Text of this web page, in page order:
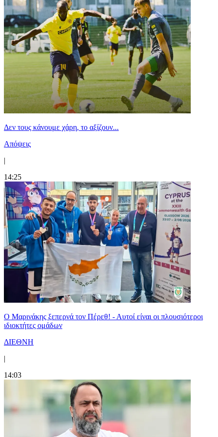
Δεν τους κάνουμε χάρη, το αξίζουν...
Απόψεις
|
14:25
Ο Μαρινάκης ξεπερνά τον Πέρεθ! - Αυτοί είναι οι πλουσιότεροι
ιδιοκτήτες ομάδων
ΔΙΕΘΝΗ
|
14:03